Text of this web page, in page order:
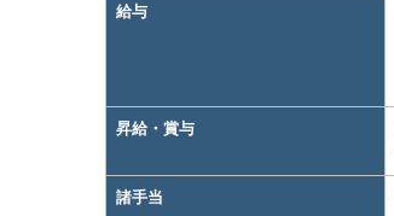
給与
昇給・賞与
諸手当